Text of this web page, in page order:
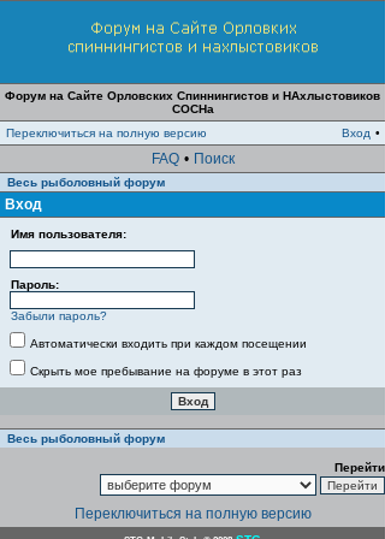
Форум на Сайте Орловских Спиннингистов и НАхлыстовиков
СОСНа
Переключиться на полную версию
Вход •
FAQ • Поиск
Весь рыболовный форум
Вход
Имя пользователя:
Пароль:
Забыли пароль?
Автоматически входить при каждом посещении
Скрыть мое пребывание на форуме в этот раз
Весь рыболовный форум
Перейти
Переключиться на полную версию